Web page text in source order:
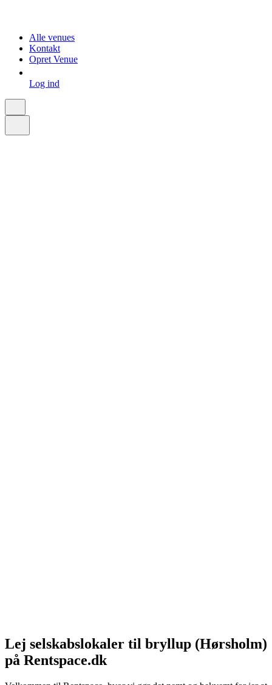
Alle venues
Kontakt
Opret Venue
Log ind
Lej selskabslokaler til bryllup (Hørsholm)
på Rentspace.dk